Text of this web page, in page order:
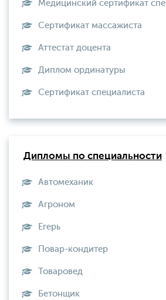
Медицинский сертификат
Сертификат массажиста
Аттестат доцента
Диплом ординатуры
Сертификат специалиста
Дипломы по специальности
Автомеханик
Агроном
Егерь
Повар-кондитер
Товаровед
Бетонщик